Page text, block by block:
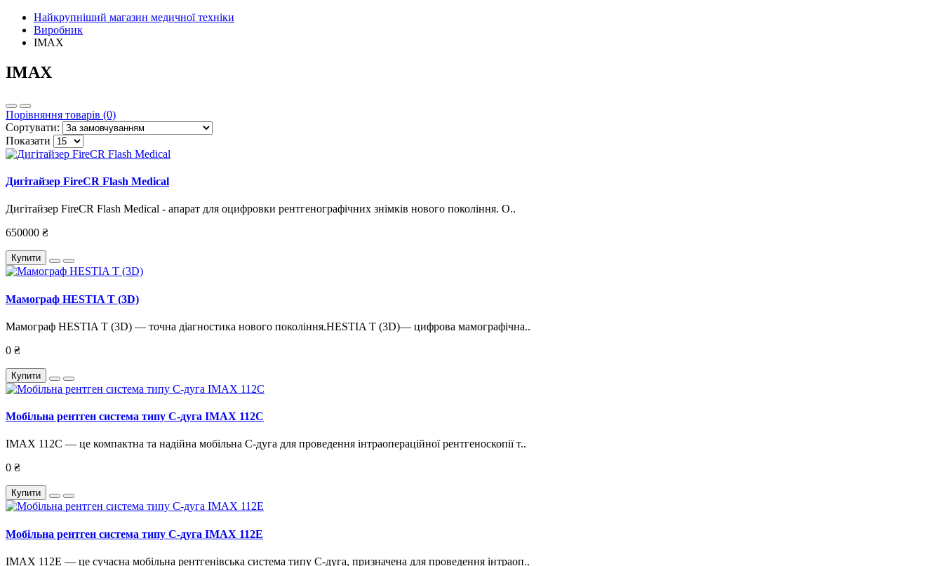
Найкрупніший магазин медичної техніки
Виробник
IMAX
IMAX
Порівняння товарів (0)
Сортувати:
Показати
Дигітайзер FireCR Flash Medical
Дигітайзер FireCR Flash Medical - апарат для оцифровки рентгенографічних знімків нового покоління. О..
650000 ₴
Купити
Мамограф HESTIA T (3D)
Мамограф HESTIA T (3D) — точна діагностика нового покоління.HESTIA T (3D)— цифрова мамографічна..
0 ₴
Купити
Мобільна рентген система типу С-дуга IMAX 112C
IMAX 112C — це компактна та надійна мобільна С-дуга для проведення інтраопераційної рентгеноскопії т..
0 ₴
Купити
Мобільна рентген система типу С-дуга IMAX 112E
IMAX 112E — це сучасна мобільна рентгенівська система типу С-дуга, призначена для проведення інтраоп..